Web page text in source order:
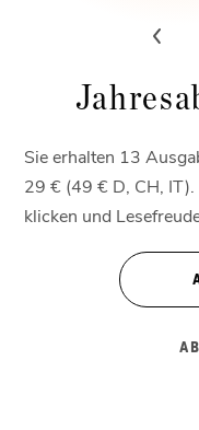
Sie erhalten 13
29 € (49 € D, CH, IT).
klicken und